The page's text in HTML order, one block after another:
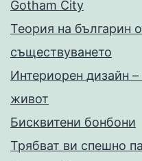
Gotham City
Теория на българин
съществуването
Интериорен дизайн
живот
Бисквитени бонбони
Трябват ви спешно